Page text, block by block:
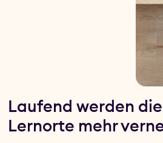
Laufend werden
Lernorte mehr